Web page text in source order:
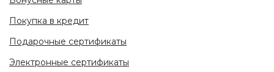
Покупка в кредит
Подарочные сертификаты
Электронные сертификаты